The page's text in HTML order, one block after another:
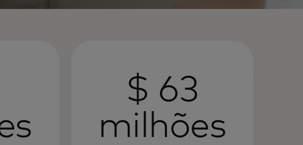
$ 63
milhões